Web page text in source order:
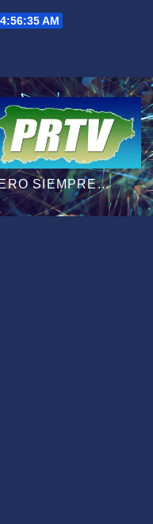
4:56:36 AM
SIEMPRE...